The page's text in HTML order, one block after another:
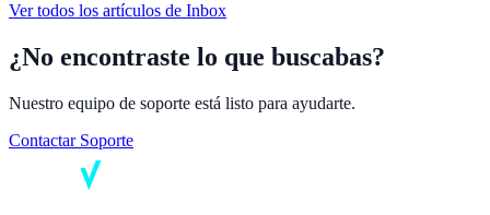
Ver todos los artículos de Inbox
¿No encontraste lo que buscabas?
Nuestro equipo de soporte está listo para ayudarte.
Contactar Soporte